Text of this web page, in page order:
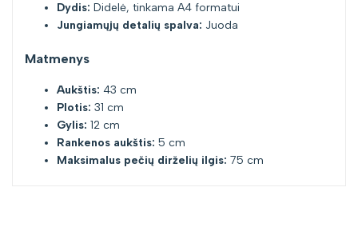
Dydis: Didelė, tinkama A4 formatui
Jungiamųjų detalių spalva: Juoda
Matmenys
Aukštis: 43 cm
Plotis: 31 cm
Gylis: 12 cm
Rankenos aukštis: 5 cm
Maksimalus pečių dirželių ilgis: 75 cm